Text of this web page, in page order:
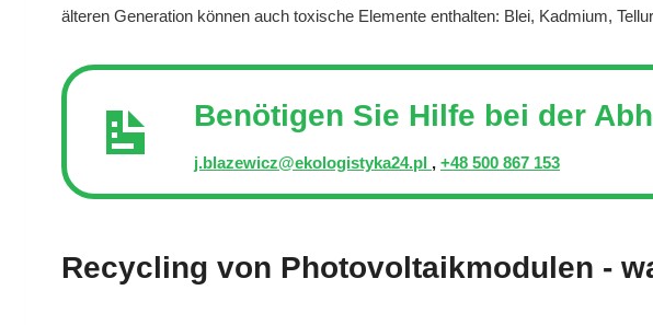
älteren Generation können auch toxische Elemente enthalten: Blei, Kadmium,
Benötigen Sie Hilfe bei der
j.blazewicz@ekologistyka24.pl , +48 500 867 153
Recycling von Photovoltaikmodulen -